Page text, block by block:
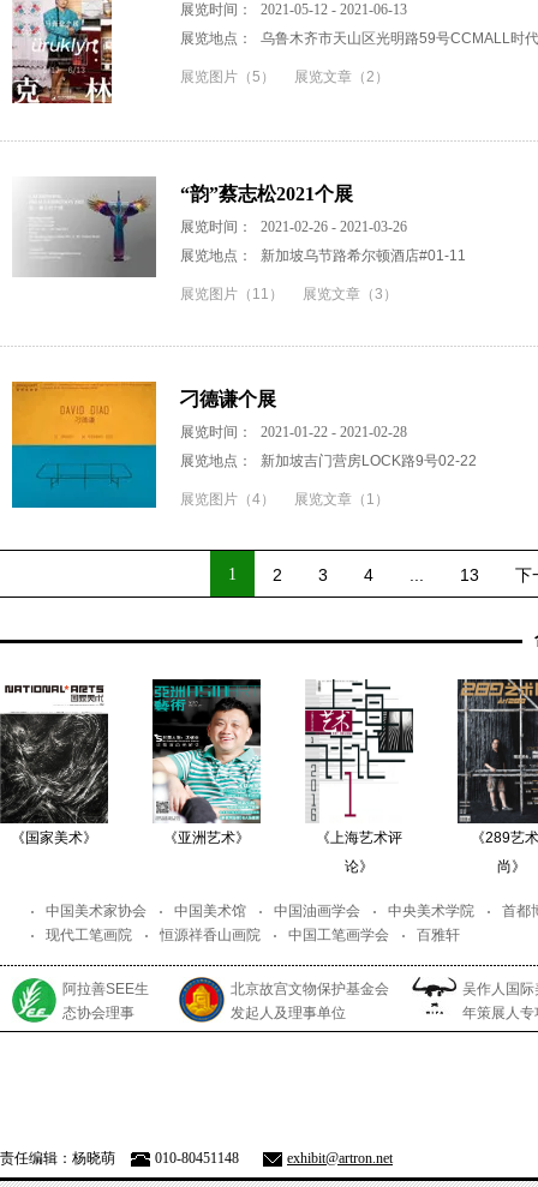
展览时间：
2021-05-12 - 2021-06-13
展览地点：
乌鲁木齐市天山区光明路59号CCMALL时
展览图片（5） 展览文章（2）
“韵”蔡志松2021个展
展览时间：
2021-02-26 - 2021-03-26
展览地点：
新加坡乌节路希尔顿酒店#01-11
展览图片（11） 展览文章（3）
刁德谦个展
展览时间：
2021-01-22 - 2021-02-28
展览地点：
新加坡吉门营房LOCK路9号02-22
展览图片（4） 展览文章（1）
1 2 3 4 13 下
《国家美术》 《亚洲艺术》
《上海艺术评
论》
《289艺
尚》
中国美术家协会 中国美术馆 中国油画学会 中央美术学院
首都
现代工笔画院
恒源祥香山画院 中国工笔画学会 百雅轩
阿拉善SEE生
态协会理事
北京故宫文物保护基金会
发起人及理事单位
吴作人国
年策展人专
责任编辑：杨晓萌 010-80451148 exhibit@artron.net